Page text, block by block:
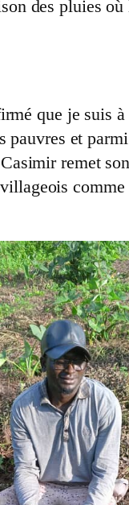
des pluies
que je suis
et
remet